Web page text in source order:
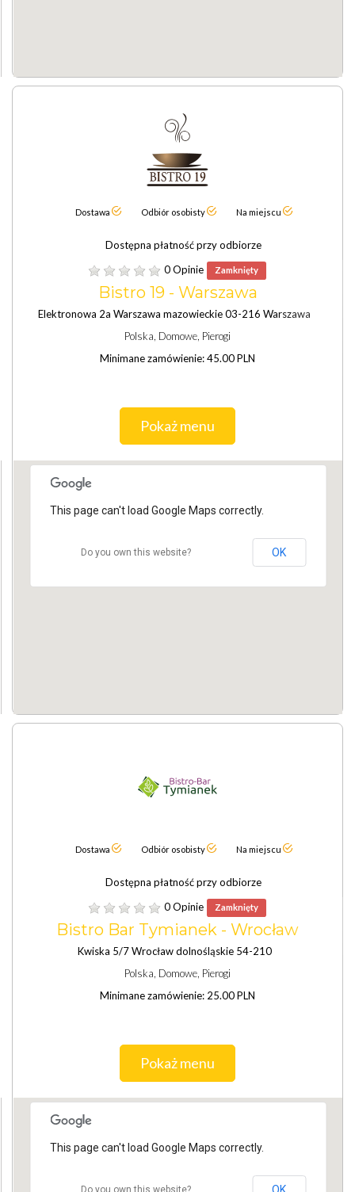
Dostawa Odbiór osobisty Na miejscu
Dostępna płatność przy odbiorze
0 Opinie
Zamknięty
Bistro 19 - Warszawa
Elektronowa 2a Warszawa mazowieckie 03-216 Warszawa
Polska, Domowe, Pierogi
Minimane zamówienie: 45.00 PLN
Pokaż menu
This page can't load Google Maps correctly.
Do you own this website? OK
Dostawa Odbiór osobisty Na miejscu
Dostępna płatność przy odbiorze
0 Opinie
Zamknięty
Bistro Bar Tymianek - Wrocław
Kwiska 5/7 Wrocław dolnośląskie 54-210
Polska, Domowe, Pierogi
Minimane zamówienie: 25.00 PLN
Pokaż menu
This page can't load Google Maps correctly.